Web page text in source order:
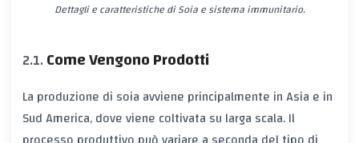
Dettagli e caratteristiche di Soia e sistema immunitario.
Come Vengono Prodotti
La produzione di soia avviene principalmente in Asia e in
Sud America, dove viene coltivata su larga scala. Il